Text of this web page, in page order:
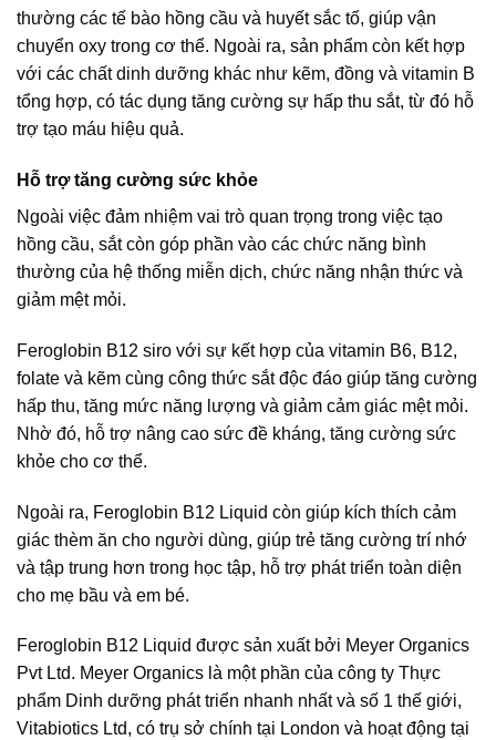
thường các tế bào hồng cầu và huyết sắc tố, giúp vận
chuyển oxy trong cơ thể. Ngoài ra, sản phẩm còn kết hợp
với các chất dinh dưỡng khác như kẽm, đồng và vitamin B
tổng hợp, có tác dụng tăng cường sự hấp thu sắt, từ đó hỗ
trợ tạo máu hiệu quả.
Hỗ trợ tăng cường sức khỏe
Ngoài việc đảm nhiệm vai trò quan trọng trong việc tạo
hồng cầu, sắt còn góp phần vào các chức năng bình
thường của hệ thống miễn dịch, chức năng nhận thức và
giảm mệt mỏi.
Feroglobin B12 siro với sự kết hợp của vitamin B6, B12,
folate và kẽm cùng công thức sắt độc đáo giúp tăng cường
hấp thu, tăng mức năng lượng và giảm cảm giác mệt mỏi.
Nhờ đó, hỗ trợ nâng cao sức đề kháng, tăng cường sức
khỏe cho cơ thể.
Ngoài ra, Feroglobin B12 Liquid còn giúp kích thích cảm
giác thèm ăn cho người dùng, giúp trẻ tăng cường trí nhớ
và tập trung hơn trong học tập, hỗ trợ phát triển toàn diện
cho mẹ bầu và em bé.
Feroglobin B12 Liquid được sản xuất bởi Meyer Organics
Pvt Ltd. Meyer Organics là một phần của công ty Thực
phẩm Dinh dưỡng phát triển nhanh nhất và số 1 thế giới,
Vitabiotics Ltd, có trụ sở chính tại London và hoạt động tại